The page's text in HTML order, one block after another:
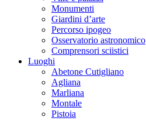
Monumenti
Giardini d’arte
Percorso ipogeo
Osservatorio astronomico
Comprensori sciistici
Luoghi
Abetone Cutigliano
Agliana
Marliana
Montale
Pistoia